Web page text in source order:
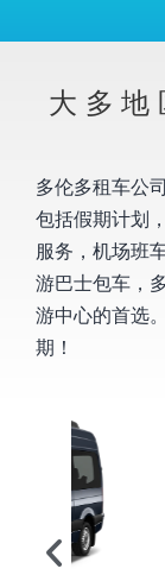
大多地
多伦多租车公
包括假期计划
服务，机场班
游巴士包车，
游中心的首选
期！